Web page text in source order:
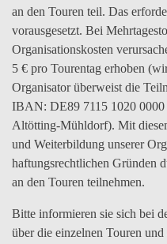
an den Touren teil. Das
vorausgesetzt. Bei
Organisationskosten
5 € pro Tourentag erhoben
Organisator überweist die
IBAN: DE89 7115 1020 0000
Altötting-Mühldorf). Mit
und Weiterbildung unserer
haftungsrechtlichen Gründen
an den Touren teilnehmen.
Bitte informieren sie sich bei
über die einzelnen Touren